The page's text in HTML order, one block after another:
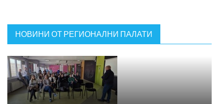
НОВИНИ ОТ РЕГИОНАЛНИ ПАЛАТИ